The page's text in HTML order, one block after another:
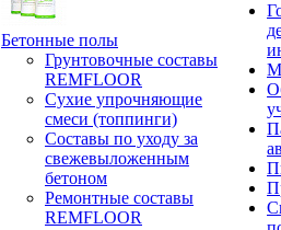
Бетонные полы
Грунтовочные составы
REMFLOOR
Сухие упрочняющие
смеси (топпинги)
Составы по уходу за
свежевыложенным
бетоном
Ремонтные составы
REMFLOOR